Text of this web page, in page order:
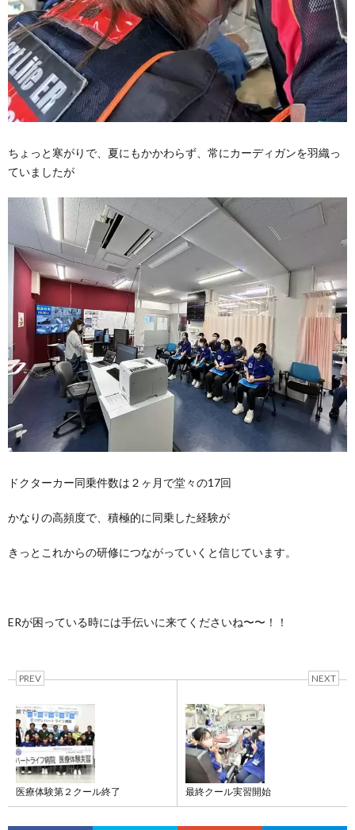
ちょっと寒がりで、夏にもかかわらず、常にカーディガンを羽織っ
ていましたが
ドクターカー同乗件数は２ヶ月で堂々の17回
かなりの高頻度で、積極的に同乗した経験が
きっとこれからの研修につながっていくと信じています。
ERが困っている時には手伝いに来てくださいね〜〜！！
PREV
医療体験第２クール終了
NEXT
最終クール実習開始